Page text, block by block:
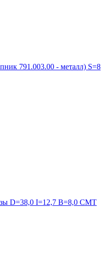
791.003.00 - металл) S=8
D=38,0 I=12,7 B=8,0 CMT